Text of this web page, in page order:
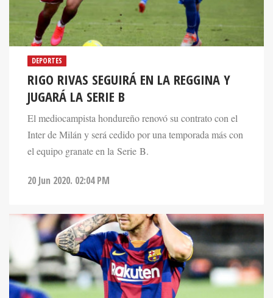
DEPORTES
RIGO RIVAS SEGUIRÁ EN LA REGGINA Y
JUGARÁ LA SERIE B
El mediocampista hondureño renovó su contrato con el
Inter de Milán y será cedido por una temporada más con
el equipo granate en la Serie B.
20 Jun 2020. 02:04 PM